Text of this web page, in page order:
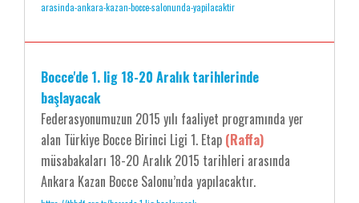
arasinda-ankara-kazan-bocce-salonunda-yapilacaktir
Bocce'de 1. lig 18-20 Aralık tarihlerinde
başlayacak
Federasyonumuzun 2015 yılı faaliyet programında yer
alan Türkiye Bocce Birinci Ligi 1. Etap (Raffa)
müsabakaları 18-20 Aralık 2015 tarihleri arasında
Ankara Kazan Bocce Salonu’nda yapılacaktır.